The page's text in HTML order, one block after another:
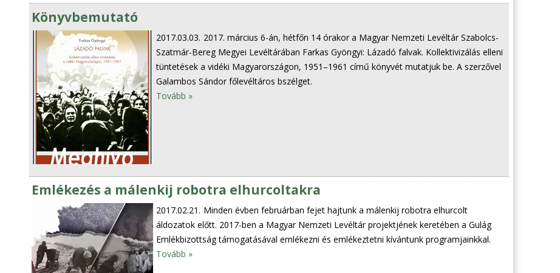
Könyvbemutató
2017.03.03. 2017. március 6-án, hétfőn 14 órakor a Magyar Nemzeti Levéltár Szabolcs-
Szatmár-Bereg Megyei Levéltárában Farkas Gyöngyi: Lázadó falvak. Kollektivizálás elleni
tüntetések a vidéki Magyarországon, 1951–1961 című könyvét mutatjuk be. A szerzővel
Galambos Sándor főlevéltáros bszélget.
Tovább »
Emlékezés a málenkij robotra elhurcoltakra
2017.02.21. Minden évben februárban fejet hajtunk a málenkij robotra elhurcolt
áldozatok előtt. 2017-ben a Magyar Nemzeti Levéltár projektjének keretében a Gulág
Emlékbizottság támogatásával emlékezni és emlékeztetni kívántunk programjainkkal.
Tovább »